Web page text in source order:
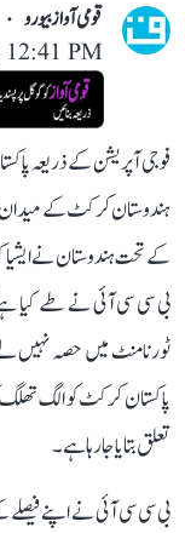
قومی آواز بیورو
PM
فوجی آپریشن کے ذریعہ
ہندوستان کرکٹ کے میدان
کے تحت ہندوستان نے
بی سی سی آئی نے طے کیا
ٹورنامنٹ میں حصہ نہیں
پاکستان کرکٹ کو الگ
تعلق بتایا جا رہا ہے۔
بی سی سی آئی نے اپنے